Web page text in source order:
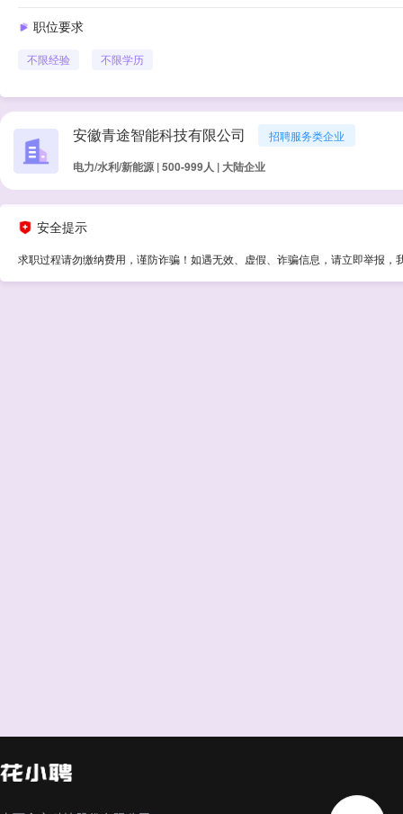
职位要求
不限经验 不限学历
安徽青途智能科技有限公司 招聘服务类企业
电力/水利/新能源 | 500-999人 | 大陆企业
安全提示
求职过程请勿缴纳费用，谨防诈骗！如遇无效、虚假、诈骗信息，请立即举报，